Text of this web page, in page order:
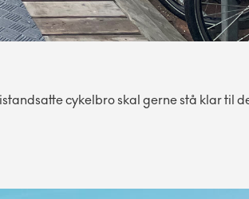
cykelbro skal gerne stå klar til